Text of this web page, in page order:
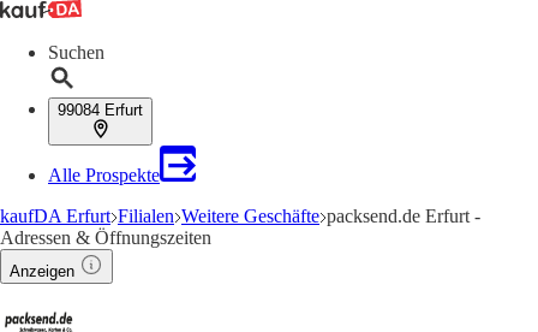
Suchen
99084 Erfurt
Alle Prospekte
kaufDA Erfurt Filialen Weitere Geschäfte packsend.de Erfurt -
Adressen & Öffnungszeiten
Anzeigen